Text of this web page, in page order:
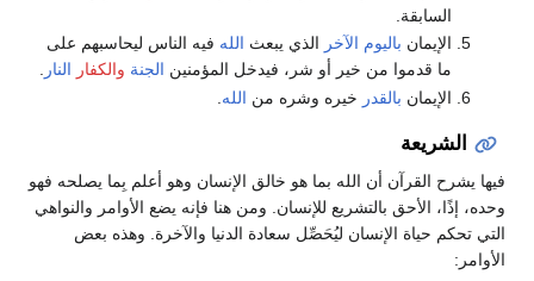
السابقة.
الإيمان باليوم الآخر الذي يبعث الله فيه الناس ليحاسبهم على
ما قدموا من خير أو شر، فيدخل المؤمنين الجنة والكفار النار
الإيمان بالقدر خيره وشره من الله
الشريعة
فيها يشرح القرآن أن الله بما هو خالق الإنسان وهو أعلم بِما يصلحه فهو
وحده، إذًا، الأحق بالتشريع للإنسان. ومن هنا فإنه يضع الأوامر والنواهي
التي تحكم حياة الإنسان ليُحَصِّل سعادة الدنيا والآخرة. وهذه بعض
الأوامر: